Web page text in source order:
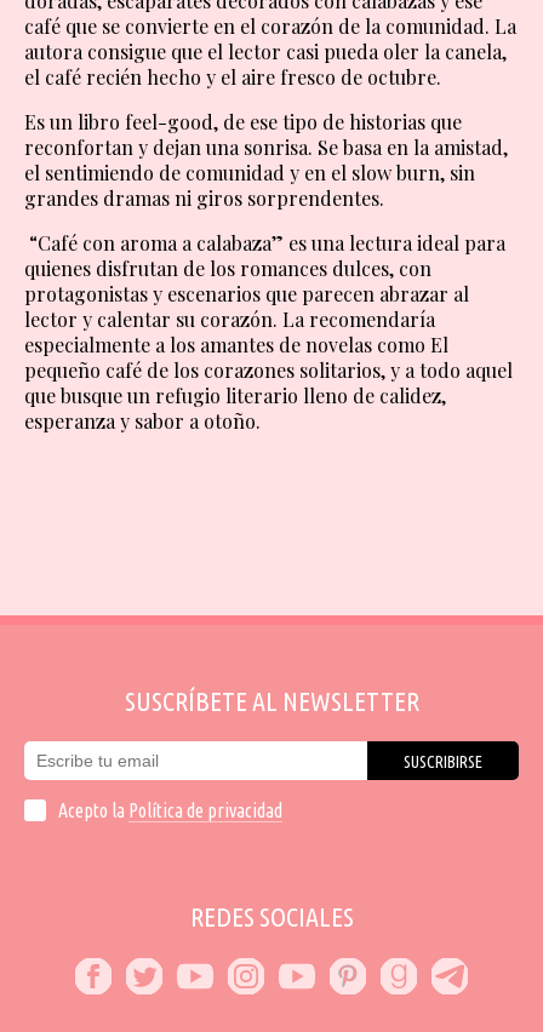
café que se convierte en el corazón de la comunidad. La
autora consigue que el lector casi pueda oler la canela,
el café recién hecho y el aire fresco de octubre.
Es un libro feel-good, de ese tipo de historias que
reconfortan y dejan una sonrisa. Se basa en la amistad,
el sentimiendo de comunidad y en el slow burn, sin
grandes dramas ni giros sorprendentes.
“Café con aroma a calabaza” es una lectura ideal para
quienes disfrutan de los romances dulces, con
protagonistas y escenarios que parecen abrazar al
lector y calentar su corazón. La recomendaría
especialmente a los amantes de novelas como El
pequeño café de los corazones solitarios, y a todo aquel
que busque un refugio literario lleno de calidez,
esperanza y sabor a otoño.
SUSCRÍBETE AL NEWSLETTER
SUSCRIBIRSE
Acepto la Política de privacidad
REDES SOCIALES